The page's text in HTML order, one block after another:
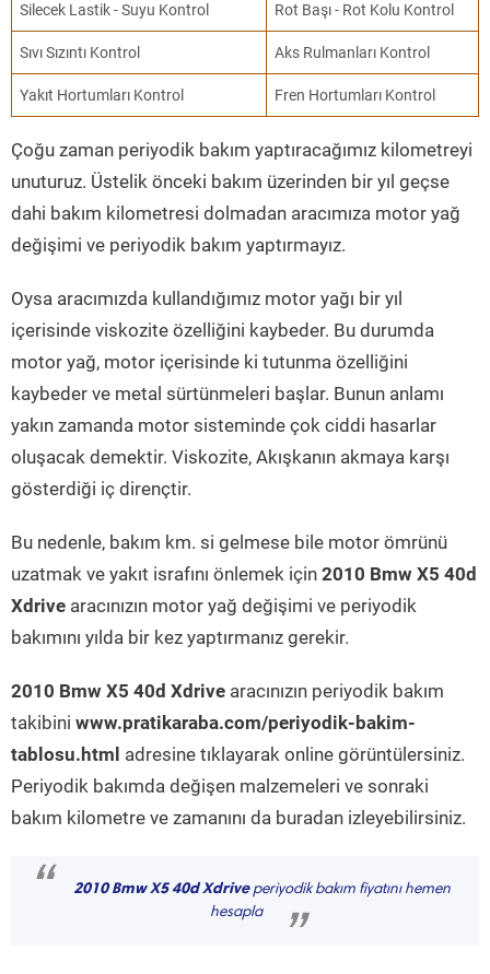
Silecek Lastik - Suyu Kontrol Rot Başı - Rot Kolu Kontrol
Sıvı Sızıntı Kontrol Aks Rulmanları Kontrol
Yakıt Hortumları Kontrol Fren Hortumları Kontrol
Çoğu zaman periyodik bakım yaptıracağımız kilometreyi
unuturuz. Üstelik önceki bakım üzerinden bir yıl geçse
dahi bakım kilometresi dolmadan aracımıza motor yağ
değişimi ve periyodik bakım yaptırmayız.
Oysa aracımızda kullandığımız motor yağı bir yıl
içerisinde viskozite özelliğini kaybeder. Bu durumda
motor yağ, motor içerisinde ki tutunma özelliğini
kaybeder ve metal sürtünmeleri başlar. Bunun anlamı
yakın zamanda motor sisteminde çok ciddi hasarlar
oluşacak demektir. Viskozite, Akışkanın akmaya karşı
gösterdiği iç dirençtir.
Bu nedenle, bakım km. si gelmese bile motor ömrünü
uzatmak ve yakıt israfını önlemek için 2010 Bmw X5 40d
Xdrive aracınızın motor yağ değişimi ve periyodik
bakımını yılda bir kez yaptırmanız gerekir.
2010 Bmw X5 40d Xdrive aracınızın periyodik bakım
takibini www.pratikaraba.com/periyodik-bakim-
tablosu.html adresine tıklayarak online görüntülersiniz.
Periyodik bakımda değişen malzemeleri ve sonraki
bakım kilometre ve zamanını da buradan izleyebilirsiniz.
“ 2010 Bmw X5 40d Xdriveperiyodik bakım fiyatını hemen
hesapla
”